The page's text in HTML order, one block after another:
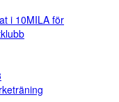
i 10MILA för